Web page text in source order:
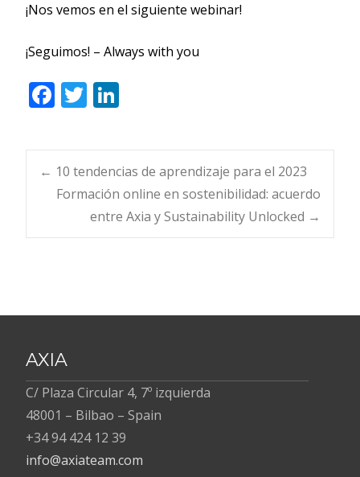
¡Nos vemos en el siguiente webinar!
¡Seguimos! – Always with you
F
e
b
o
k
T
itt
er
k
e
dI
n
Navegación
de
← 10 tendencias de aprendizaje para el 2023
Formación online en sostenibilidad: acuerdo
entre Axia y Sustainability Unlocked →
AXIA
C/ Plaza Circular 4, 7º izquierda
48001 – Bilbao – Spain
+34 94 424 12 39
info@axiateam.com